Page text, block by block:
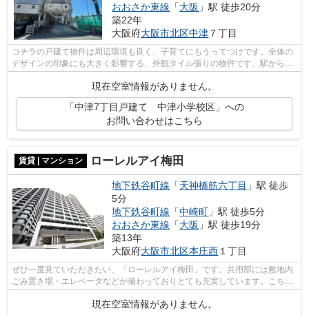
おおさか東線 「大阪 」駅 徒歩20分
築22年
大阪府大阪市北区中津 ７丁目
コチラの戸建て物件は周辺環境も良く、子育てにもうってつけです。全体の
デザインの印象にも大きく影響する、外観タイル張りの物件です。駅から徒
現在空室情報がありません。
「中津7丁目戸建て 中津小学校区」への
お問い合わせはこちら
賃貸 | マンション ローレルアイ梅田
地下鉄谷町線 「天神橋筋六丁目 」駅 徒歩
5分
地下鉄谷町線 「中崎町 」駅 徒歩5分
おおさか東線 「大阪 」駅 徒歩19分
築13年
大阪府大阪市北区本庄西 １丁目
ぜひ一度見ていただきたい、「ローレルアイ梅田」です。共用部には敷地内
ごみ置き場・エレベータなどが備わっておりとても充実しています。こちら
の物件はマンションです。初期費用の...
現在空室情報がありません。